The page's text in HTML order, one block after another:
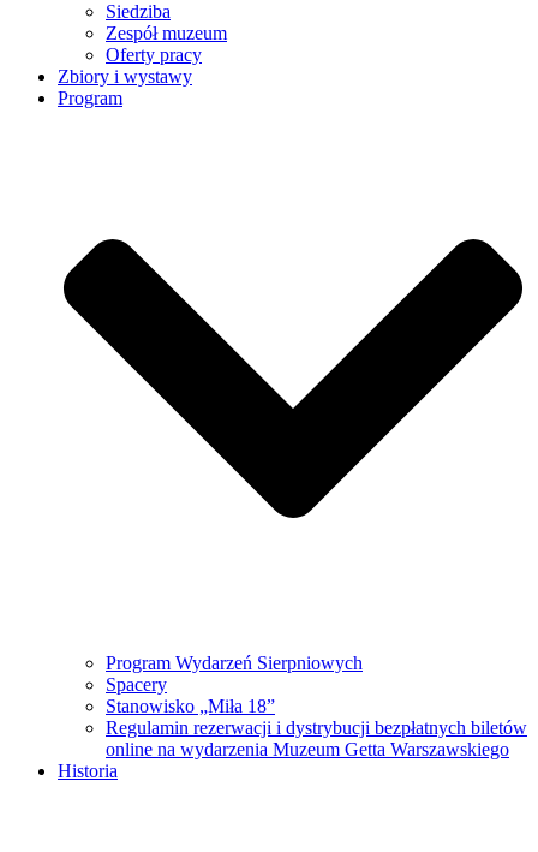
Siedziba
Zespół muzeum
Oferty pracy
Zbiory i wystawy
Program
Program Wydarzeń Sierpniowych
Spacery
Stanowisko „Miła 18”
Regulamin rezerwacji i dystrybucji bezpłatnych biletów
online na wydarzenia Muzeum Getta Warszawskiego
Historia